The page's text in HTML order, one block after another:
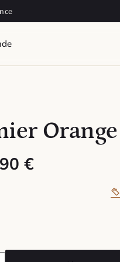
Orange
€
29,90 € à
Orange